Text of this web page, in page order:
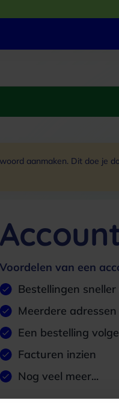
aanmaken. Dit doe je
Voordelen van een
Bestellingen
Meerdere
Een bestelling
Facturen inzien
Nog veel meer...